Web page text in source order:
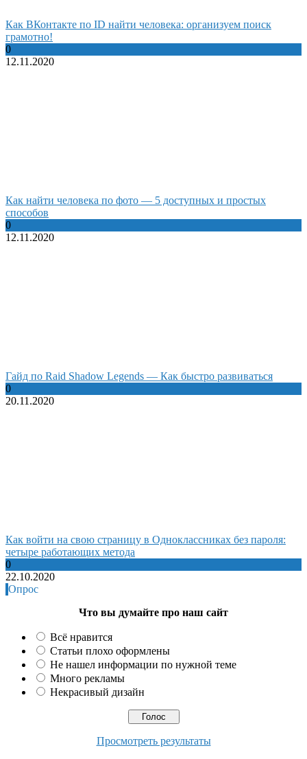
Как ВКонтакте по ID найти человека: организуем поиск
грамотно!
0
12.11.2020
Как найти человека по фото — 5 доступных и простых
способов
0
12.11.2020
Гайд по Raid Shadow Legends — Как быстро развиваться
0
20.11.2020
Как войти на свою страницу в Одноклассниках без пароля:
четыре работающих метода
0
22.10.2020
Опрос
Что вы думайте про наш сайт
Всё нравится
Статьи плохо оформлены
Не нашел информации по нужной теме
Много рекламы
Некрасивый дизайн
Просмотреть результаты